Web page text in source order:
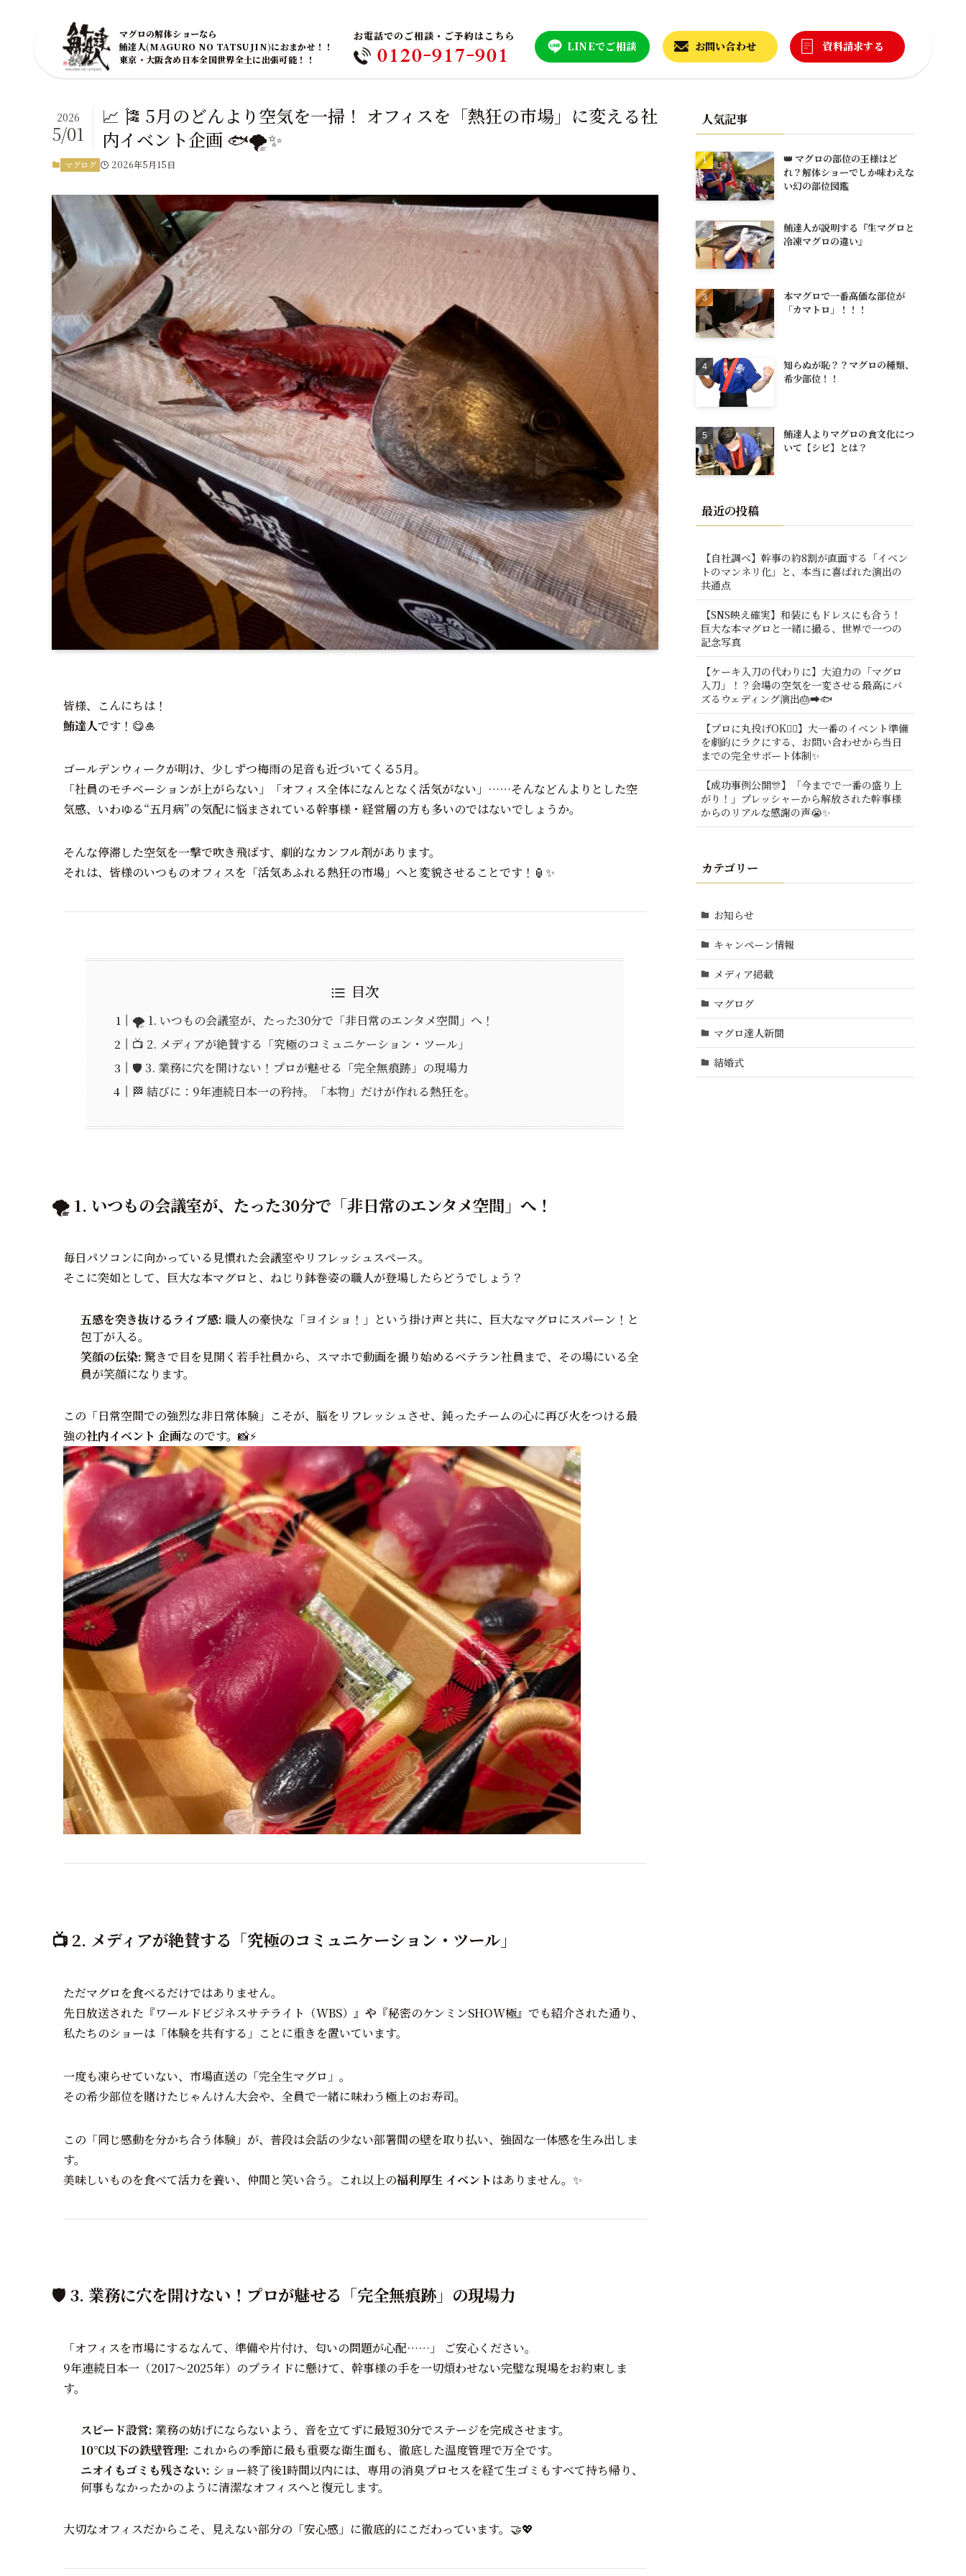
マグロの解体ショーなら
鮪達人(MAGURO NO TATSUJIN)におまかせ！！
東京・大阪含め日本全国世界全土に出張可能！！
お電話でのご相談・ご予約はこちら
0120-917-901 LINEでご相談 お問い合わせ 資料請求する
📈 🎏 5月のどんより空気を一掃！ オフィスを「熱狂の市場」に変える社
内イベント企画 🐟🌪️✨
2026
5/01
マグログ 2026年5月15日
皆様、こんにちは！
鮪達人です！😋🎍
ゴールデンウィークが明け、少しずつ梅雨の足音も近づいてくる5月。
「社員のモチベーションが上がらない」「オフィス全体になんとなく活気がない」……そんなどんよりとした空
気感、いわゆる“五月病”の気配に悩まされている幹事様・経営層の方も多いのではないでしょうか。
そんな停滞した空気を一撃で吹き飛ばす、劇的なカンフル剤があります。
それは、皆様のいつものオフィスを「活気あふれる熱狂の市場」へと変貌させることです！🏮✨
目次
🌪️ 1. いつもの会議室が、たった30分で「非日常のエンタメ空間」へ！
📺 2. メディアが絶賛する「究極のコミュニケーション・ツール」
🛡️ 3. 業務に穴を開けない！プロが魅せる「完全無痕跡」の現場力
🏁 結びに：9年連続日本一の矜持。「本物」だけが作れる熱狂を。
🌪️ 1. いつもの会議室が、たった30分で「非日常のエンタメ空間」へ！
毎日パソコンに向かっている見慣れた会議室やリフレッシュスペース。
そこに突如として、巨大な本マグロと、ねじり鉢巻姿の職人が登場したらどうでしょう？
五感を突き抜けるライブ感: 職人の豪快な「ヨイショ！」という掛け声と共に、巨大なマグロにスパーン！と
包丁が入る。
笑顔の伝染: 驚きで目を見開く若手社員から、スマホで動画を撮り始めるベテラン社員まで、その場にいる全
員が笑顔になります。
この「日常空間での強烈な非日常体験」こそが、脳をリフレッシュさせ、鈍ったチームの心に再び火をつける最
強の社内イベント 企画なのです。📸⚡️
📺 2. メディアが絶賛する「究極のコミュニケーション・ツール」
ただマグロを食べるだけではありません。
先日放送された『ワールドビジネスサテライト（WBS）』 や 『秘密のケンミンSHOW極』でも紹介された通り、
私たちのショーは「体験を共有する」ことに重きを置いています。
一度も凍らせていない、市場直送の「完全生マグロ」。
その希少部位を賭けたじゃんけん大会や、全員で一緒に味わう極上のお寿司。
この「同じ感動を分かち合う体験」が、普段は会話の少ない部署間の壁を取り払い、強固な一体感を生み出しま
す。
美味しいものを食べて活力を養い、仲間と笑い合う。これ以上の福利厚生 イベント はありません。✨
🛡️ 3. 業務に穴を開けない！プロが魅せる「完全無痕跡」の現場力
「オフィスを市場にするなんて、準備や片付け、匂いの問題が心配……」 ご安心ください。
9年連続日本一（2017〜2025年）のプライドに懸けて、幹事様の手を一切煩わせない完璧な現場をお約束しま
す。
スピード設営: 業務の妨げにならないよう、音を立てずに最短30分でステージを完成させます。
10℃以下の鉄壁管理: これからの季節に最も重要な衛生面も、徹底した温度管理で万全です。
ニオイもゴミも残さない: ショー終了後1時間以内には、専用の消臭プロセスを経て生ゴミもすべて持ち帰り、
何事もなかったかのように清潔なオフィスへと復元します。
大切なオフィスだからこそ、見えない部分の「安心感」に徹底的にこだわっています。🤝💖
人気記事
👑 マグロの部位の王様はど
れ？解体ショーでしか味わえな
い幻の部位図鑑
鮪達人が説明する『生マグロと
冷凍マグロの違い』
本マグロで一番高価な部位が
「カマトロ」！！！
知らぬが恥？？マグロの種類、
希少部位！！
鮪達人よりマグロの食文化につ
いて【シビ】とは？
最近の投稿
【自社調べ】幹事の約8割が直面する「イベン
トのマンネリ化」と、本当に喜ばれた演出の
共通点
【SNS映え確実】和装にもドレスにも合う！
巨大な本マグロと一緒に撮る、世界で一つの
記念写真
【ケーキ入刀の代わりに】大迫力の「マグロ
入刀」！？会場の空気を一変させる最高にバ
ズるウェディング演出🎂➡️🐟
【プロに丸投げOK🙆‍♂️】大一番のイベント準備
を劇的にラクにする、お問い合わせから当日
までの完全サポート体制✨
【成功事例公開🎊】「今までで一番の盛り上
がり！」プレッシャーから解放された幹事様
からのリアルな感謝の声😭✨
カテゴリー
お知らせ
キャンペーン情報
メディア掲載
マグログ
マグロ達人新聞
結婚式